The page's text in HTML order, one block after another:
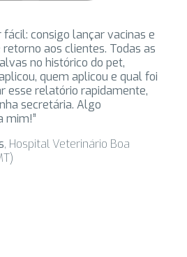
fácil: consigo lançar vacinas e
aos clientes. Todas as
no histórico do pet,
quem aplicou e qual foi
esse relatório rapidamente,
secretária. Algo
mim!”
, Hospital Veterinário Boa